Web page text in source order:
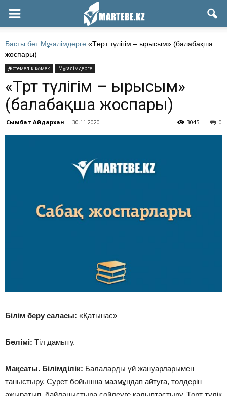
Басты бет Мұғалімдерге «Төрт түлігім – ырысым» (балабақша
жоспары)
Әдістемелік көмек Мұғалімдерге
«Төрт түлігім – ырысым»
(балабақша жоспары)
Сымбат Айдархан - 30.11.2020 0
3045
Білім беру саласы: «Қатынас»
Бөлімі: Тіл дамыту.
Мақсаты. Білімділік: Балаларды үй жануарларымен
таныстыру. Сурет бойынша мазмұндап айтуға, төлдерін